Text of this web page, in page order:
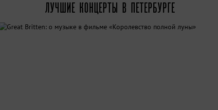
ЛУЧШИЕ КОНЦЕРТЫ В ПЕТЕРБУРГЕ